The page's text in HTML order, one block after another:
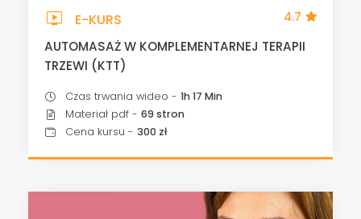
live_tv E-KURS 4.7
AUTOMASAŻ W KOMPLEMENTARNEJ TERAPII
TRZEWI (KTT)
Czas trwania wideo - 1h 17 Min
Materiał pdf - 69 stron
Cena kursu - 300 zł